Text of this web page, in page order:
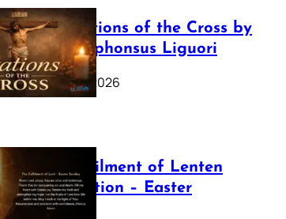
The Stations of the Cross by
Saint Alphonsus Liguori
March 16, 2026
The Fulfilment of Lenten
Preparation – Easter
Sunday